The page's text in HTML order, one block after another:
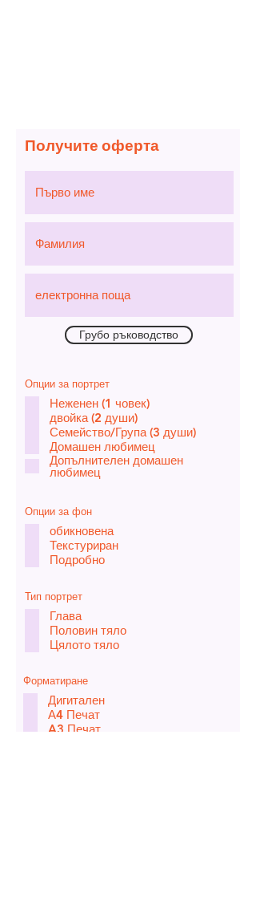
Получите оферта
Грубо ръководство
Опции за портрет
Неженен (1 човек)
двойка (2 души)
Семейство/Група (3 души)
Домашен любимец
Допълнителен домашен
любимец
Опции за фон
обикновена
Текстуриран
Подробно
Тип портрет
Глава
Половин тяло
Цялото тяло
Форматиране
Дигитален
А4 Печат
A3 Печат